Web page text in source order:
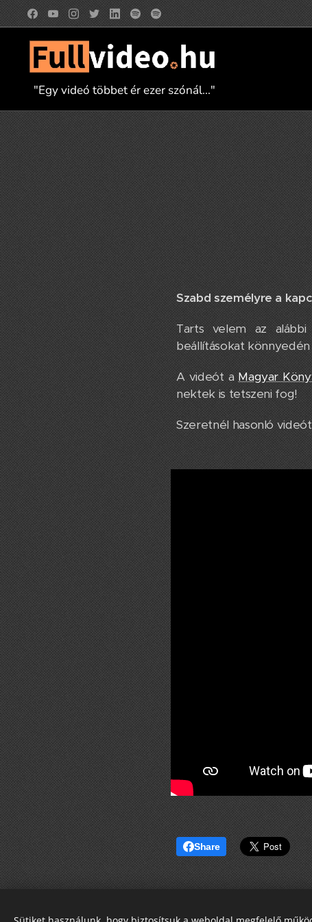
"Egy videó többet ér ezer szónál..."
Szabd személyre a
Tarts velem az
beállításokat
A videót a Magyar
nektek is tetszeni fog!
Szeretnél hasonló
Share